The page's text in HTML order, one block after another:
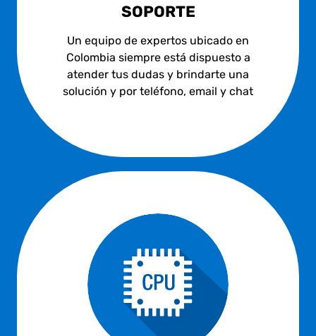
SOPORTE
Un equipo de expertos ubicado en
Colombia siempre está dispuesto a
atender tus dudas y brindarte una
solución y por teléfono, email y chat